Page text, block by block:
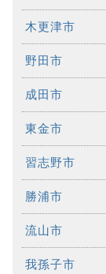
木更津市
野田市
成田市
東金市
習志野市
勝浦市
流山市
我孫子市